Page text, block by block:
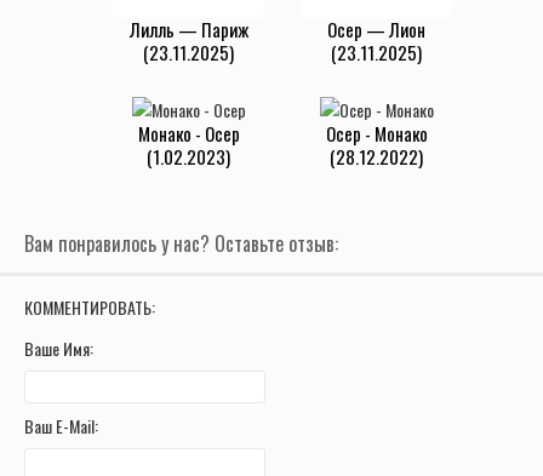
Лилль — Париж
(23.11.2025)
Осер — Лион
(23.11.2025)
Монако - Осер
(1.02.2023)
Осер - Монако
(28.12.2022)
Вам понравилось у нас? Оставьте отзыв:
КОММЕНТИРОВАТЬ:
Ваше Имя:
Ваш E-Mail: